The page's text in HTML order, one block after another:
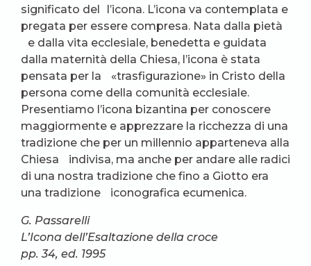
significato del l’icona. L’icona va contemplata e
pregata per essere compresa. Nata dalla pietà
e dalla vita ecclesiale, benedetta e guidata
dalla maternità della Chiesa, l’icona è stata
pensata per la «trasfigurazione» in Cristo della
persona come della comunità ecclesiale.
Presentiamo l’icona bizantina per conoscere
maggiormente e apprezzare la ricchezza di una
tradizione che per un millennio apparteneva alla
Chiesa indivisa, ma anche per andare alle radici
di una nostra tradizione che fino a Giotto era
una tradizione iconografica ecumenica.
G. Passarelli
L’Icona dell’Esaltazione della croce
pp. 34, ed. 1995